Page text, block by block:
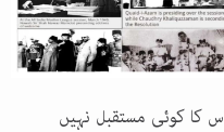
کا کوئی مستقبل نہیں